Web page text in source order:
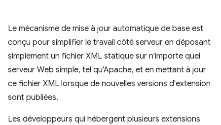
Le mécanisme de mise à jour automatique de base est
conçu pour simplifier le travail côté serveur en déposant
simplement un fichier XML statique sur n'importe quel
serveur Web simple, tel qu'Apache, et en mettant à jour
ce fichier XML lorsque de nouvelles versions d'extension
sont publiées.
Les développeurs qui hébergent plusieurs extensions